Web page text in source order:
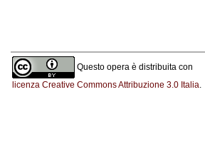
Questo opera è distribuita con
licenza Creative Commons Attribuzione 3.0 Italia.